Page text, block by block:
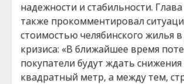
надежности и стабильности.
также прокомментировал
стоимостью челябинского жилья в
кризиса: «В ближайшее время
покупатели будут ждать
квадратный метр, а между тем,